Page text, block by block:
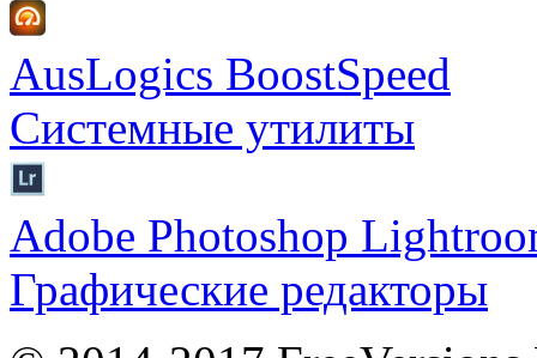
AusLogics BoostSpeed
Системные утилиты
Adobe Photoshop
Графические редакторы